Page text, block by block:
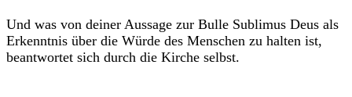
Und was von deiner Aussage zur Bulle Sublimus Deus als
Erkenntnis über die Würde des Menschen zu halten ist,
beantwortet sich durch die Kirche selbst.